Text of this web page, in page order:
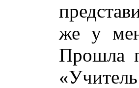
же у
Прошла